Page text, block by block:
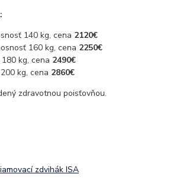
140 kg, cena 2120€
160 kg, cena 2250€
kg, cena 2490€
kg, cena 2860€
zdravotnou poisťovňou.
zdvihák ISA